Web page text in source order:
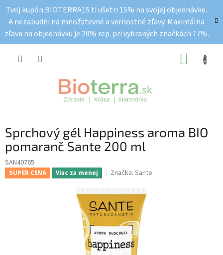
obsah
Tvoj kupón BIOTERRA15 ti ušetri 15% na svojej objednávke.
A nezabudni na množstevné a vernostné zľavy. Maximálna
zľava na objednávku je 20% rep. pri vybraných značkách 17%.
Sprchový gél Happiness aroma BIO
pomaranč Sante 200 ml
SAN40765
SUPER CENA Viac za menej Značka: Sante